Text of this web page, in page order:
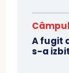
A fugit
s-a